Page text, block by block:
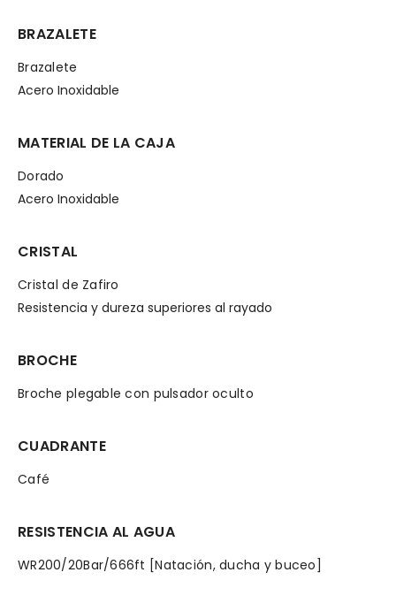
BRAZALETE
Brazalete
Acero Inoxidable
MATERIAL DE LA CAJA
Dorado
Acero Inoxidable
CRISTAL
Cristal de Zafiro
Resistencia y dureza superiores al rayado
BROCHE
Broche plegable con pulsador oculto
CUADRANTE
Café
RESISTENCIA AL AGUA
WR200/20Bar/666ft [Natación, ducha y buceo]